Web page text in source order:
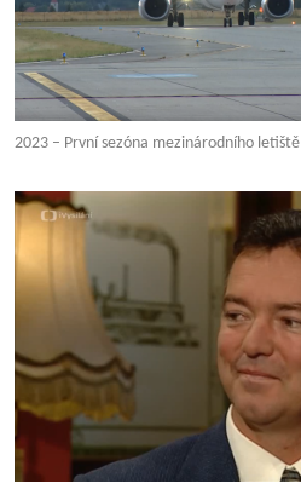
2023 – První sezóna mezinárodního letiště